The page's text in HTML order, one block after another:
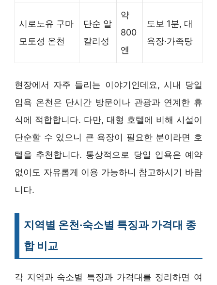
시로노유 구마
모토성 온천
단순 알
칼리성
약
800
엔
도보 1분, 대
욕장·가족탕
현장에서 자주 들리는 이야기인데요, 시내 당일
입욕 온천은 단시간 방문이나 관광과 연계한 휴
식에 적합합니다. 다만, 대형 호텔에 비해 시설이
단순할 수 있으니 큰 욕장이 필요한 분이라면 호
텔을 추천합니다. 통상적으로 당일 입욕은 예약
없이도 자유롭게 이용 가능하니 참고하시기 바랍
니다.
지역별 온천·숙소별 특징과 가격대 종
합 비교
각 지역과 숙소별 특징과 가격대를 정리하면 여